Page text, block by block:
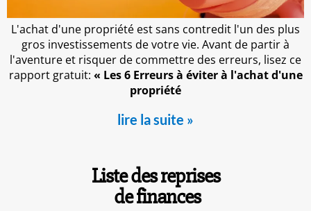
L'achat d'une propriété est sans contredit l'un des plus
gros investissements de votre vie. Avant de partir à
l'aventure et risquer de commettre des erreurs, lisez ce
rapport gratuit: « Les 6 Erreurs à éviter à l'achat d'une
propriété
lire la suite »
Liste des reprises
de finances